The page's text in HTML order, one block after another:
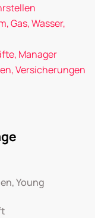
Gas, Wasser,
Manager
Versicherungen
Young